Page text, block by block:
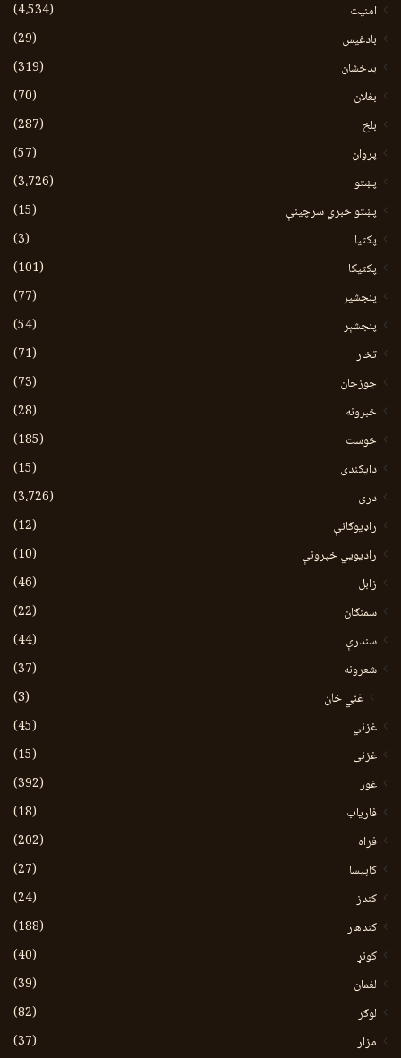
امنیت
(4،534)
بادغیس
(29)
بدخشان
(319)
بغلان
(70)
بلخ
(287)
پروان
(57)
پښتو
(3،726)
پښتو خبري سرچينې
(15)
پکتيا
(3)
پکتیکا
(101)
پنجشیر
(77)
پنجشېر
(54)
تخار
(71)
جوزجان
(73)
خبرونه
(28)
خوست
(185)
دایکندی
(15)
دری
(3،726)
راډیوګانې
(12)
راډیويي خپرونې
(10)
زابل
(46)
سمنګان
(22)
سندرې
(44)
شعرونه
(37)
غني خان
(3)
غزني
(45)
غزنی
(15)
غور
(392)
فاریاب
(18)
فراه
(202)
کاپیسا
(27)
کندز
(24)
کندهار
(188)
کونړ
(40)
لغمان
(39)
لوګر
(82)
مزار
(37)